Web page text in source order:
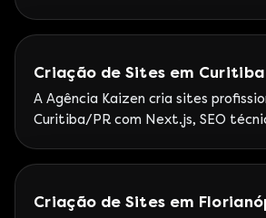
Kaizen para o Centro-Oeste
Criação de Sites em Curitiba
A Agência Kaizen cria sites
Curitiba/PR com Next.js, SEO
em Curitiba (Centro) —
Criação de Sites em